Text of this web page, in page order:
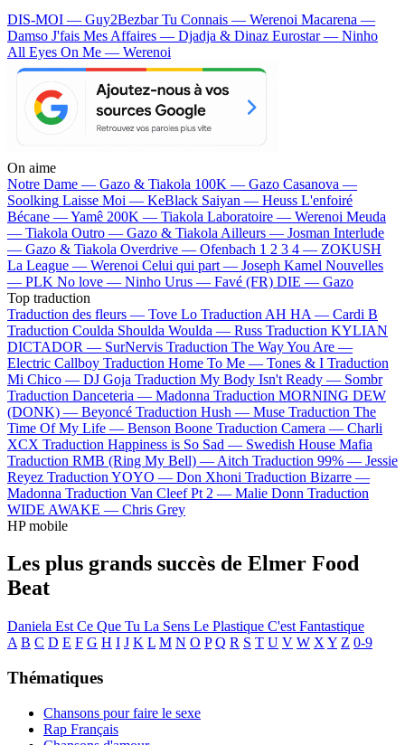
DIS-MOI — Guy2BezbarTu Connais — Werenoi Macarena —
Damso J'fais Mes Affaires — Djadja & Dinaz Eurostar — Ninho
All Eyes On Me — Werenoi
On aime
Notre Dame — Gazo & Tiakola 100K — Gazo Casanova —
Soolking Laisse Moi — KeBlack Saiyan — Heuss L'enfoiré
Bécane —Yamê 200K — Tiakola Laboratoire — Werenoi Meuda
— Tiakola Outro — Gazo & Tiakola Ailleurs — Josman Interlude
— Gazo & Tiakola Overdrive — Ofenbach 1 2 3 4 — ZOKUSH
La League — Werenoi Celui qui part — Joseph Kamel Nouvelles
— PLK No love — Ninho Urus — Favé (FR) DIE — Gazo
Top traduction
Traduction des fleurs — Tove Lo Traduction AH HA — Cardi B
Traduction Coulda Shoulda Woulda — Russ Traduction KYLIAN
DICTADOR — SurNervis Traduction The Way You Are —
Electric Callboy Traduction Home To Me — Tones & I Traduction
Mi Chico — DJ Goja Traduction My Body Isn't Ready — Sombr
Traduction Danceteria — Madonna Traduction MORNING DEW
(DONK) — Beyoncé Traduction Hush — Muse Traduction The
Time Of My Life — Benson Boone Traduction Camera — Charli
XCX Traduction Happiness is So Sad — Swedish House Mafia
Traduction RMB (Ring My Bell) — Aitch Traduction 99% — Jessie
Reyez Traduction YOYO — Don Xhoni Traduction Bizarre —
Madonna Traduction Van Cleef Pt 2 — Malie Donn Traduction
WIDE AWAKE — Chris Grey
HP mobile
Les plus grands succès de Elmer Food
Beat
Daniela Est Ce Que Tu La Sens Le Plastique C'est Fantastique
A B C D E F G H I J K L M N O P Q R S T U V W X Y Z 0-9
Thématiques
Chansons pour faire le sexe
Rap Français